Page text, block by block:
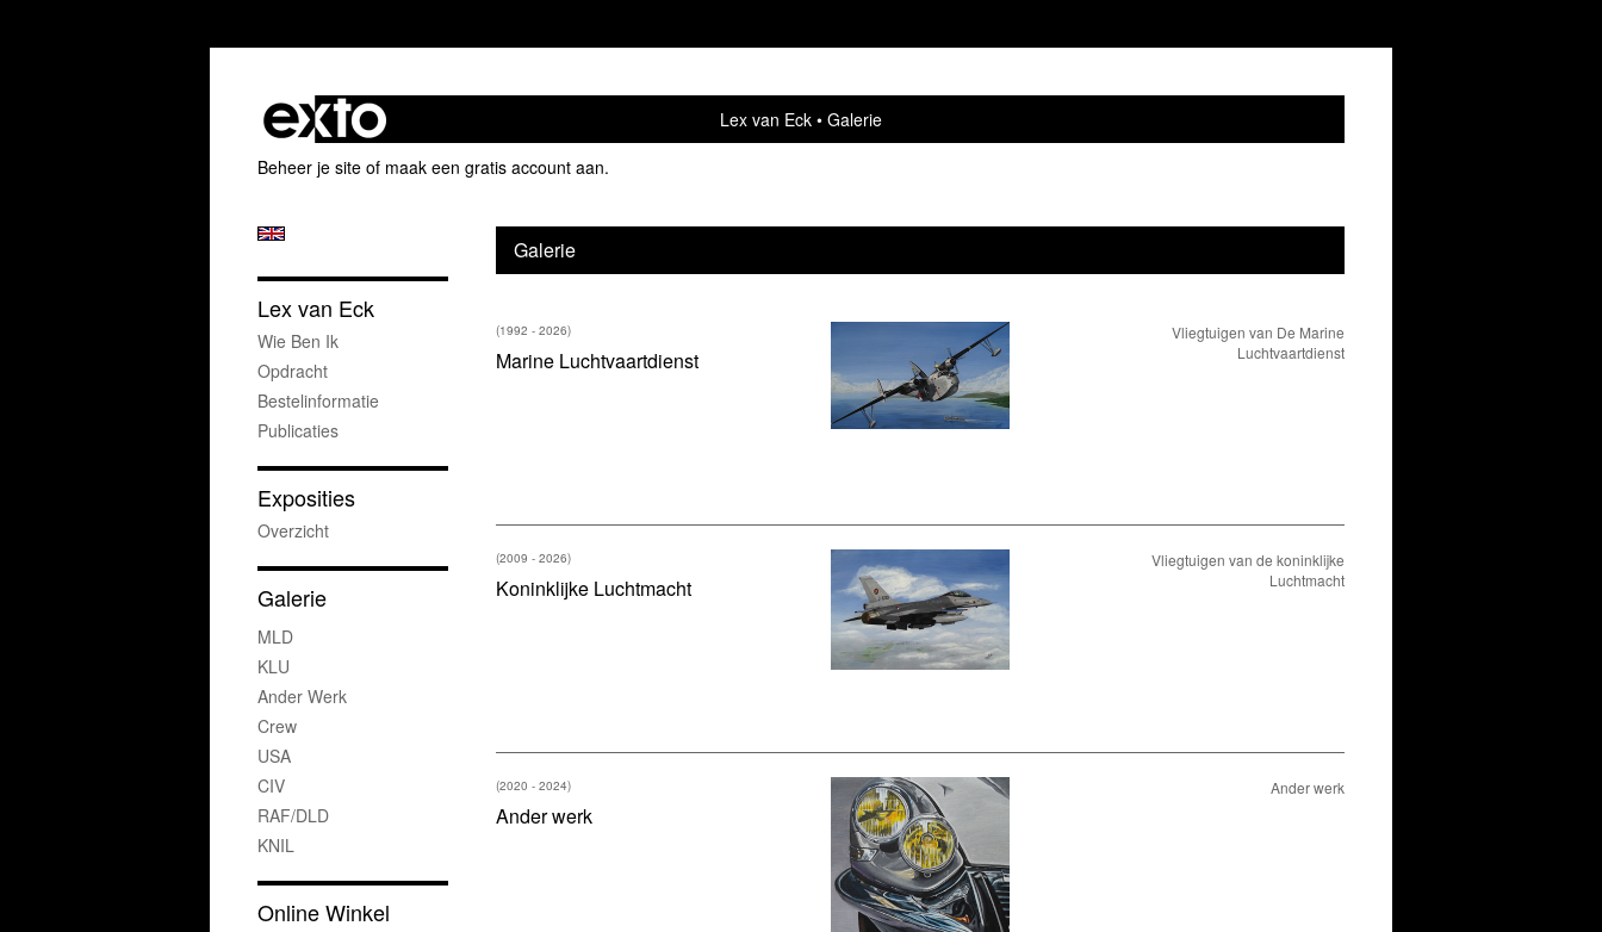
Lex van Eck
Galerie
Beheer je site of maak een gratis account aan.
Galerie
Marine Luchtvaartdienst
(1992 - 2026)
Vliegtuigen van De Marine
Luchtvaartdienst
Koninklijke Luchtmacht
(2009 - 2026)
Vliegtuigen van de koninklijke
Luchtmacht
Ander werk
(2020 - 2024) Ander werk
Lex van Eck
Wie Ben Ik
Opdracht
Bestelinformatie
Publicaties
Exposities
Overzicht
Galerie
MLD
KLU
Ander Werk
Crew
USA
CIV
RAF/DLD
KNIL
Online Winkel